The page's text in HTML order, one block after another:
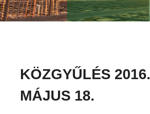
KÖZGYŰLÉS 2016.
MÁJUS 18.